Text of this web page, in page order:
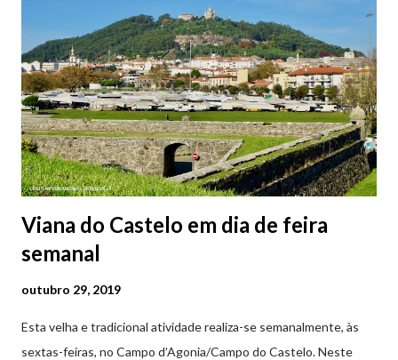
Viana do Castelo em dia de feira
semanal
outubro 29, 2019
Esta velha e tradicional atividade realiza-se semanalmente, às
sextas-feiras, no Campo d’Agonia/Campo do Castelo. Neste